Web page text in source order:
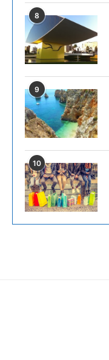
8
9
10